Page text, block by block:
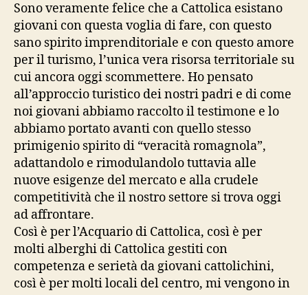
Sono veramente felice che a Cattolica esistano
giovani con questa voglia di fare, con questo
sano spirito imprenditoriale e con questo amore
per il turismo, l’unica vera risorsa territoriale su
cui ancora oggi scommettere. Ho pensato
all’approccio turistico dei nostri padri e di come
noi giovani abbiamo raccolto il testimone e lo
abbiamo portato avanti con quello stesso
primigenio spirito di “veracità romagnola”,
adattandolo e rimodulandolo tuttavia alle
nuove esigenze del mercato e alla crudele
competitività che il nostro settore si trova oggi
ad affrontare.
Così è per l’Acquario di Cattolica, così è per
molti alberghi di Cattolica gestiti con
competenza e serietà da giovani cattolichini,
così è per molti locali del centro, mi vengono in